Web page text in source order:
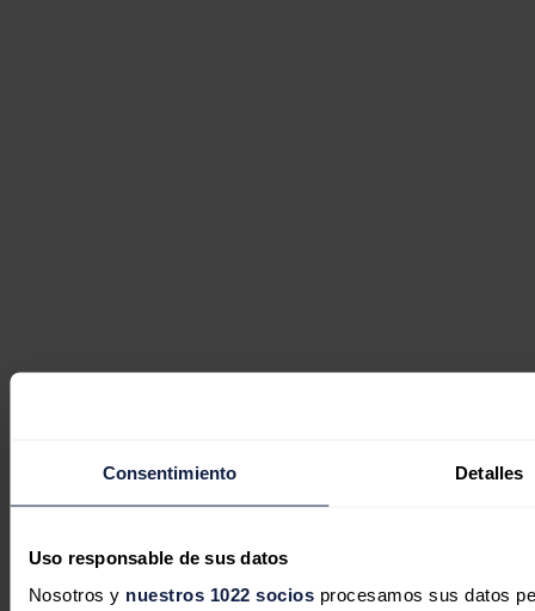
Consentimiento Detalles
Uso responsable de sus datos
Nosotros y nuestros 1022 sociosprocesamos sus datos